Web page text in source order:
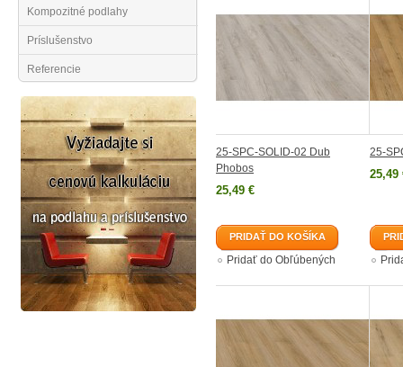
Kompozitné podlahy
Príslušenstvo
Referencie
25-SPC-SOLID-02 Dub
Phobos
25,49 €
PRIDAŤ DO KOŠÍKA
Pridať do Obľúbených
25-
25,49